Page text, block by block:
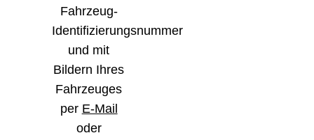
Fahrzeug-
Identifizierungsnummer
und mit
Bildern Ihres
Fahrzeuges
per E-Mail
oder